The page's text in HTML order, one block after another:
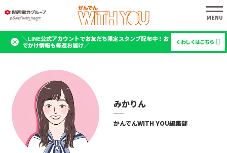
＼LINE公式アカウントでお友だち限定スタンプ配布中！お
でかけ情報も毎週お届け／
くわしくはこちら
みかりん
かんでんWITH YOU編集部